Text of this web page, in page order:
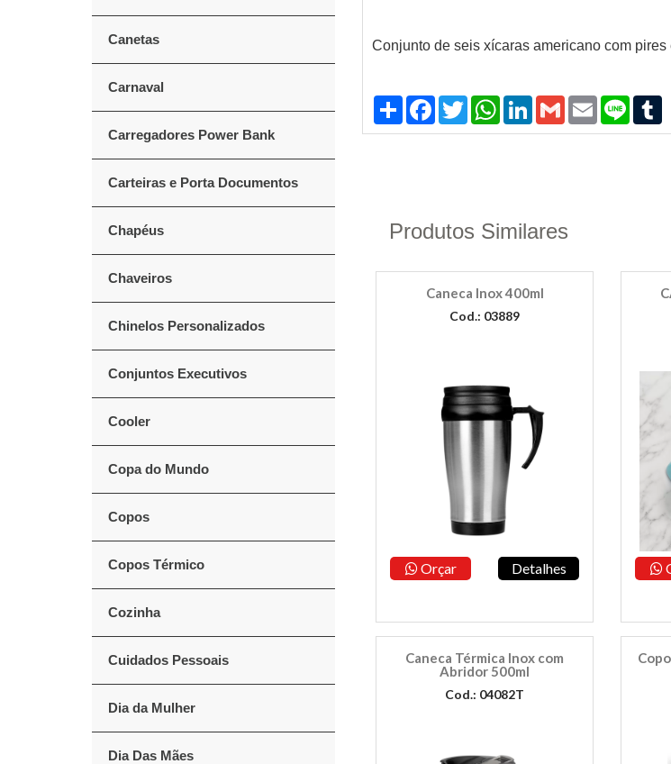
Canetas
Carnaval
Carregadores Power Bank
Carteiras e Porta Documentos
Chapéus
Chaveiros
Chinelos Personalizados
Conjuntos Executivos
Cooler
Copa do Mundo
Copos
Copos Térmico
Cozinha
Cuidados Pessoais
Dia da Mulher
Dia Das Mães
Conjunto de seis xícaras americano com
Compartilhar
Facebook
TwitterWhatsApp
LinkedIn
GmailEmailLine
Produtos Similares
Caneca Inox 400ml
Cod.: 03889
Orçar Detalhes
Caneca Térmica Inox com
Abridor 500ml
Cod.: 04082T